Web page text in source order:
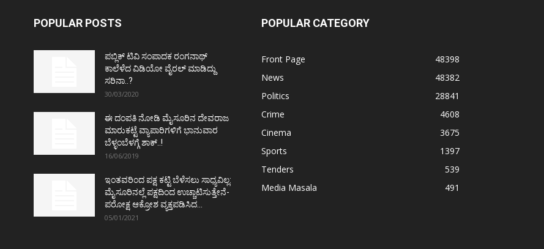
POPULAR POSTS
ಪಬ್ಲಿಕ್ ಟಿವಿ ಸಂಪಾದಕ ರಂಗನಾಥ್
ಕಾಲೆಳೆದ ವಿಡಿಯೋ ವೈರಲ್ ಮಾಡಿದ್ದು
ಸರಿನಾ..?
30/03/2020
ಈ ದಂಪತಿ ನೋಡಿ ಮೈಸೂರಿನ ದೇವರಾಜ
ಮಾರುಕಟ್ಟೆ ವ್ಯಾಪಾರಿಗಳಿಗೆ ಭಾನುವಾರ
ಬೆಳ್ಳಂಬೆಳಗ್ಗೆ ಶಾಕ್..!
16/06/2019
ಇಂತವರಿಂದ ಪಕ್ಷ ಕಟ್ಟಿ ಬೆಳೆಸಲು ಸಾಧ್ಯವಿಲ್ಲ:
ಮೈಸೂರಿನಲ್ಲೆ ಪಕ್ಷದಿಂದ ಉಚ್ಚಾಟಿಸುತ್ತೇನೆ-
ಪರೋಕ್ಷ ಆಕ್ರೋಶ ವ್ಯಕ್ತಪಡಿಸಿದ...
05/01/2021
POPULAR CATEGORY
Front Page
48398
News
48382
Politics
28841
Crime
4608
Cinema
3675
Sports
1397
Tenders
539
Media Masala
491